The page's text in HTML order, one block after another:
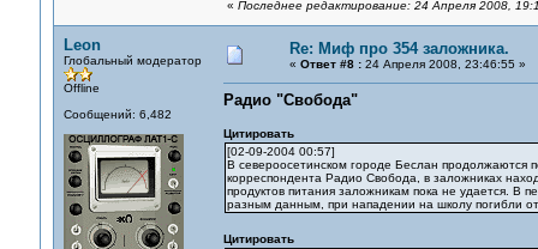
« Последнее редактирование: 24 Апреля 2008,
Leon
Глобальный модератор
Offline
Сообщений: 6,482
Re: Миф про 354 заложника.
« Ответ #8 :24 Апреля 2008, 23:46:55 »
Радио "Свобода"
Цитировать
[02-09-2004 00:57]
В североосетинском городе Беслан продолжаются
корреспондента Радио Свобода, в заложниках
продуктов питания заложникам пока не удается. В
разным данным, при нападении на школу погибли
Цитировать